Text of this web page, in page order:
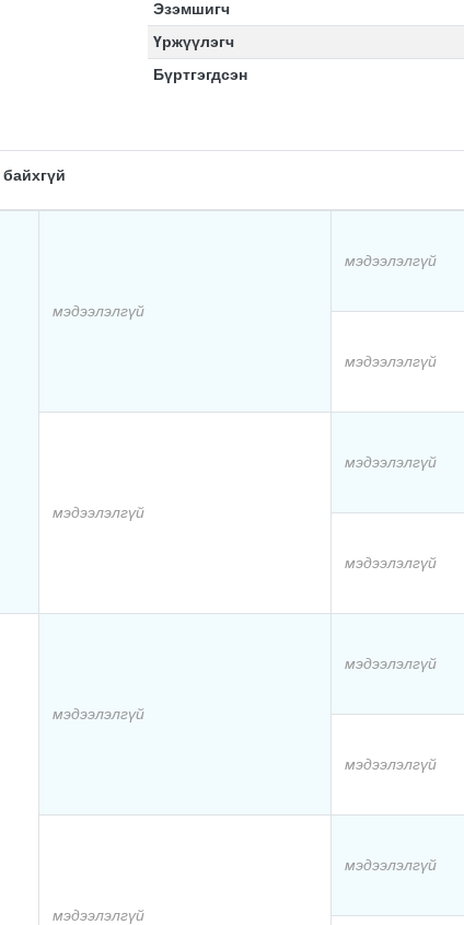
Эзэмшигч
Үржүүлэгч
Бүртгэгдсэн
мэдээлэлгүй
мэдээлэлгүй
мэдээлэлгүй
мэдээлэлгүй
мэдээлэлгүй
мэдээлэлгүй
мэдээлэлгүй
мэдээлэлгүй
мэдээлэлгүй
мэдээлэлгүй
мэдээлэлгүй